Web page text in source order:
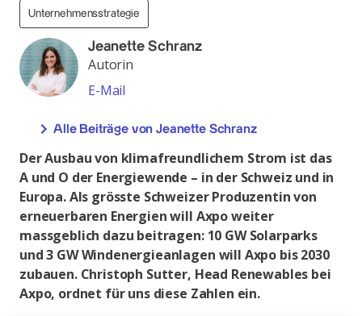
Unternehmensstrategie
Jeanette Schranz
Autorin
E-Mail
Alle Beiträge von Jeanette Schranz
Der Ausbau von klimafreundlichem Strom ist das
A und O der Energiewende – in der Schweiz und in
Europa. Als grösste Schweizer Produzentin von
erneuerbaren Energien will Axpo weiter
massgeblich dazu beitragen: 10 GW Solarparks
und 3 GW Windenergieanlagen will Axpo bis 2030
zubauen. Christoph Sutter, Head Renewables bei
Axpo, ordnet für uns diese Zahlen ein.